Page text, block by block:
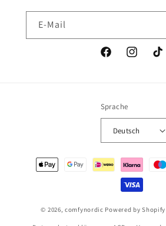
E-Mail
FacebookInstagram
Sprache
Deutsch
Zahlungsmethoden
© 2026,comfynordic Powered by Shopify